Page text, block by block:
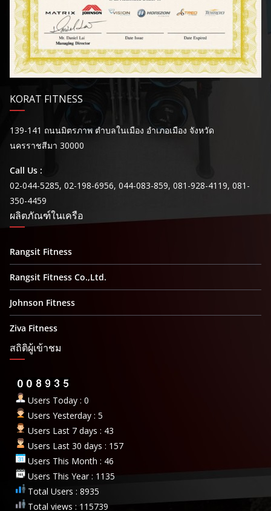
KORAT FITNESS
139-141 ถนนมิตรภาพ ตำบลในเมือง อำเภอเมือง จังหวัด
นครราชสีมา 30000
Call Us :
02-044-5285, 02-198-6956, 044-083-859, 081-928-4119, 081-
350-4459
ผลิตภัณฑ์ในเครือ
Rangsit Fitness
Rangsit Fitness Co.,Ltd.
Johnson Fitness
Ziva Fitness
สถิติผู้เข้าชม
Users Today : 0
Users Yesterday : 5
Users Last 7 days : 43
Users Last 30 days : 157
Users This Month : 46
Users This Year : 1135
Total Users : 8935
Total views : 115739